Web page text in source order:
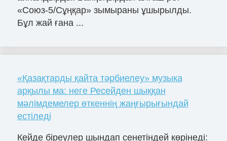
«Союз-5/Сұңқар» зымыраны ұшырылды.
Бұл жай ғана ...
«Қазақтарды қайта тәрбиелеу» музыка
арқылы ма: неге Ресейден шыққан
мәлімдемелер өткеннің жаңғырығындай
естіледі
Кейде біреулер шындап сенетіндей көрінеді: